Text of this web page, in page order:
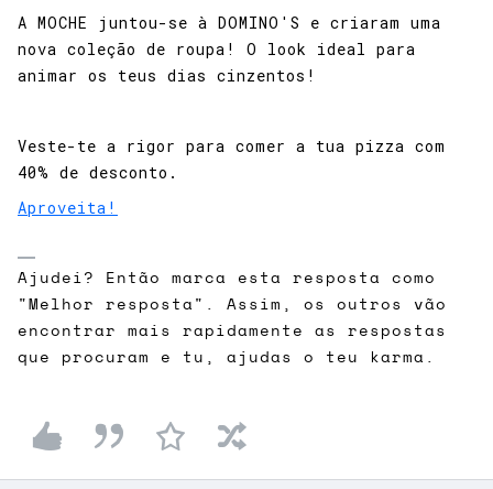
A MOCHE juntou-se à DOMINO'S e criaram uma
nova coleção de roupa! O look ideal para
animar os teus dias cinzentos!
Veste-te a rigor para comer a tua pizza com
40% de desconto.
Aproveita!
Ajudei? Então marca esta resposta como
"Melhor resposta". Assim, os outros vão
encontrar mais rapidamente as respostas
que procuram e tu, ajudas o teu karma.